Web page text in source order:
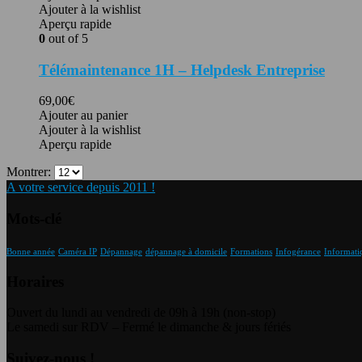
Ajouter à la wishlist
Aperçu rapide
0 out of 5
Télémaintenance 1H – Helpdesk Entreprise
69,00€
Ajouter au panier
Ajouter à la wishlist
Aperçu rapide
Montrer:
A votre service depuis 2011 !
Bonne année Caméra IP Dépannage dépannage à domicile Formations Infogérance